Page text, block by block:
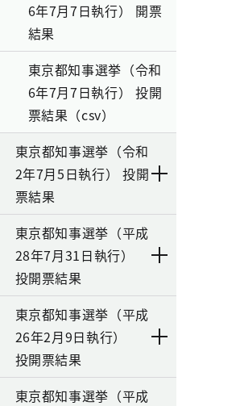
6年7月7日執行） 開票
結果
東京都知事選挙（令和
6年7月7日執行） 投開
票結果（csv）
東京都知事選挙（令和
2年7月5日執行） 投開
票結果
東京都知事選挙（平成
28年7月31日執行）
投開票結果
東京都知事選挙（平成
26年2月9日執行）
投開票結果
東京都知事選挙（平成